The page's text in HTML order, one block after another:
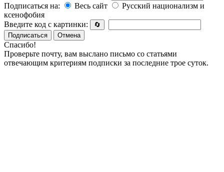
Подписаться на:
Весь сайт
Русский национализм и
ксенофобия
Введите код с картинки:
🔄
Подписаться
Отмена
Спасибо!
Проверьте почту, вам выслано письмо со статьями
отвечающим критериям подписки за последние трое суток.